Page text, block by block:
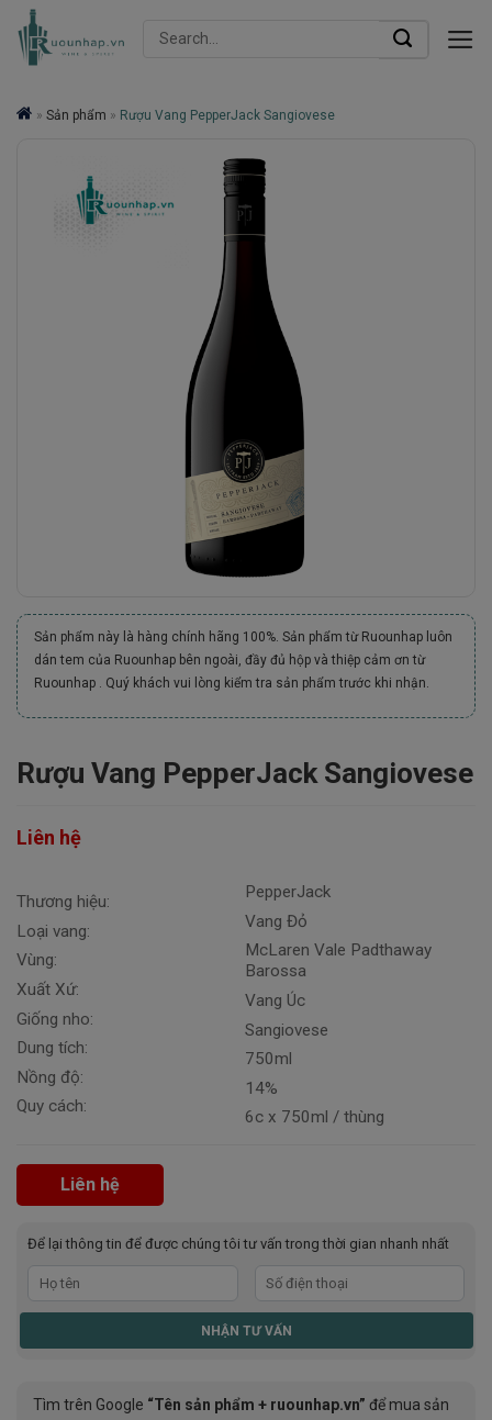
Skip
Search
» Sản phẩm » Rượu Vang PepperJack Sangiovese
Sản phẩm này là hàng chính hãng 100%. Sản phẩm từ Ruounhap luôn
dán tem của Ruounhap bên ngoài, đầy đủ hộp và thiệp cảm ơn từ
Ruounhap . Quý khách vui lòng kiểm tra sản phẩm trước khi nhận.
Rượu Vang PepperJack Sangiovese
Liên hệ
Thương hiệu:
Loại vang:
Vùng:
Xuất Xứ:
Giống nho:
Dung tích:
Nồng độ:
Quy cách:
PepperJack
Vang Đỏ
McLaren Vale Padthaway
Barossa
Vang Úc
Sangiovese
750ml
14%
6c x 750ml / thùng
Liên hệ
Để lại thông tin để được chúng tôi tư vấn trong thời gian nhanh nhất
Tìm trên Google “Tên sản phẩm + ruounhap.vn” để mua sản